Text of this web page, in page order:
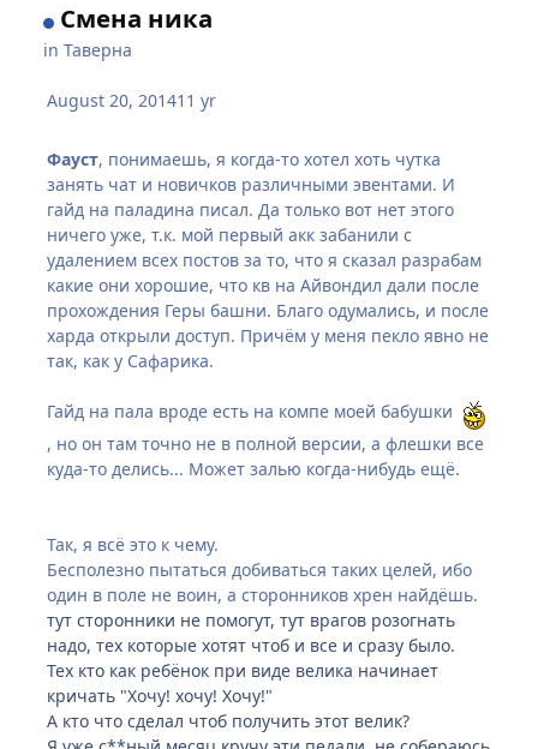
Смена ника
inТаверна
August 20, 201411 yr
Фауст, понимаешь, я когда-то хотел хоть чутка
занять чат и новичков различными эвентами. И
гайд на паладина писал. Да только вот нет этого
ничего уже, т.к. мой первый акк забанили с
удалением всех постов за то, что я сказал разрабам
какие они хорошие, что кв на Айвондил дали после
прохождения Геры башни. Благо одумались, и после
харда открыли доступ. Причём у меня пекло явно не
так, как у Сафарика.
Гайд на пала вроде есть на компе моей бабушки
, но он там точно не в полной версии, а флешки все
куда-то делись... Может залью когда-нибудь ещё.
Так, я всё это к чему.
Бесполезно пытаться добиваться таких целей, ибо
один в поле не воин, а сторонников хрен найдёшь.
тут сторонники не помогут, тут врагов розогнать
надо, тех которые хотят чтоб и все и сразу было.
Тех кто как ребёнок при виде велика начинает
кричать "Хочу! хочу! Хочу!"
А кто что сделал чтоб получить этот велик?